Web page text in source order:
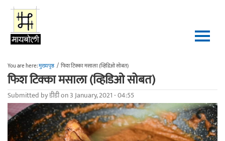
Skip to main content
You are here:मुख्यपृष्ठ / फिश टिक्का मसाला (व्हिडिओ सोबत)
फिश टिक्का मसाला (व्हिडिओ सोबत)
Submitted byडीडीon 3 January, 2021 - 04:55